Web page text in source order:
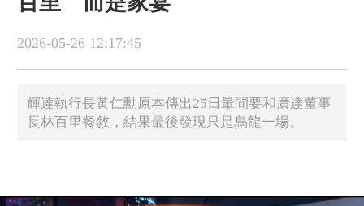
2026-05-26 12:17:45
輝達執行長黃仁勳原本傳出25日暈間要和廣達董事
長林百里餐敘，結果最後發現只是烏龍一場。